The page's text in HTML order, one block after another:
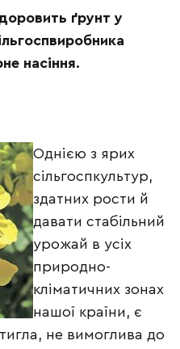
ґрунт у
насіння.
Однією з ярих
сільгоспкультур,
здатних рости й
давати стабільний
урожай в усіх
природно-
кліматичних зонах
нашої країни, є
не вимоглива до